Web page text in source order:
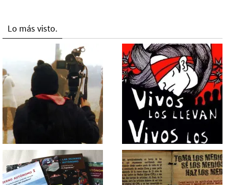
Lo más visto.